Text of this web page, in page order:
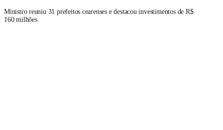
Ministro reuniu 31 prefeitos cearenses e destacou investimentos de R$
160 milhões